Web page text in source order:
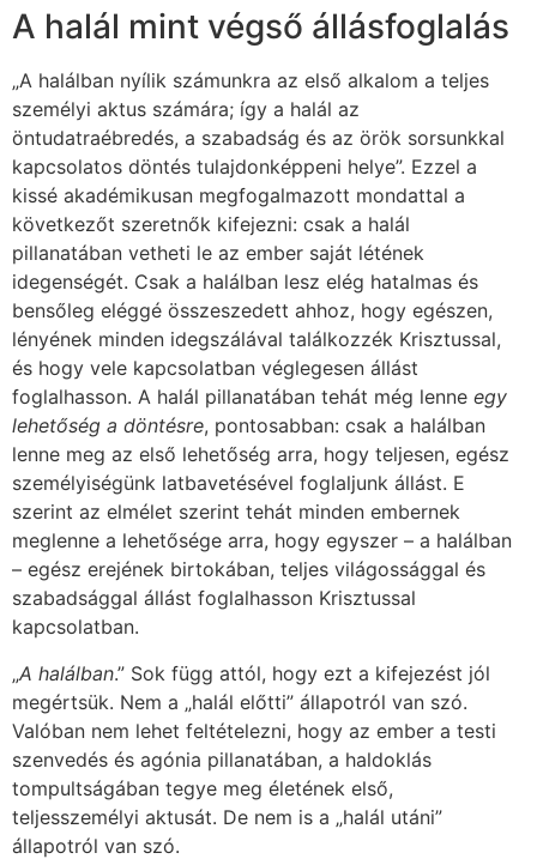
A halál mint végső állásfoglalás
„A halálban nyílik számunkra az első alkalom a teljes
személyi aktus számára; így a halál az
öntudatraébredés, a szabadság és az örök sorsunkkal
kapcsolatos döntés tulajdonképpeni helye”. Ezzel a
kissé akadémikusan megfogalmazott mondattal a
következőt szeretnők kifejezni: csak a halál
pillanatában vetheti le az ember saját létének
idegenségét. Csak a halálban lesz elég hatalmas és
bensőleg eléggé összeszedett ahhoz, hogy egészen,
lényének minden idegszálával találkozzék Krisztussal,
és hogy vele kapcsolatban véglegesen állást
foglalhasson. A halál pillanatában tehát még lenne egy
lehetőség a döntésre, pontosabban: csak a halálban
lenne meg az első lehetőség arra, hogy teljesen, egész
személyiségünk latbavetésével foglaljunk állást. E
szerint az elmélet szerint tehát minden embernek
meglenne a lehetősége arra, hogy egyszer – a halálban
– egész erejének birtokában, teljes világossággal és
szabadsággal állást foglalhasson Krisztussal
kapcsolatban.
„A halálban.” Sok függ attól, hogy ezt a kifejezést jól
megértsük. Nem a „halál előtti” állapotról van szó.
Valóban nem lehet feltételezni, hogy az ember a testi
szenvedés és agónia pillanatában, a haldoklás
tompultságában tegye meg életének első,
teljesszemélyi aktusát. De nem is a „halál utáni”
állapotról van szó.